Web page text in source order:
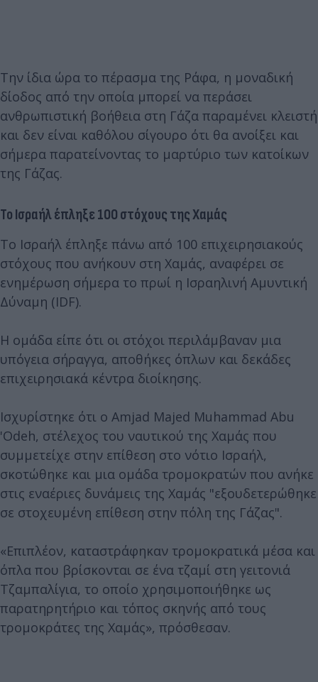
Την ίδια ώρα το πέρασμα της Ράφα, η μοναδική
δίοδος από την οποία μπορεί να περάσει
ανθρωπιστική βοήθεια στη Γάζα παραμένει κλειστή
και δεν είναι καθόλου σίγουρο ότι θα ανοίξει και
σήμερα παρατείνοντας το μαρτύριο των κατοίκων
της Γάζας.
Το Ισραήλ έπληξε 100 στόχους της Χαμάς
Το Ισραήλ έπληξε πάνω από 100 επιχειρησιακούς
στόχους που ανήκουν στη Χαμάς, αναφέρει σε
ενημέρωση σήμερα το πρωί η Ισραηλινή Αμυντική
Δύναμη (IDF).
Η ομάδα είπε ότι οι στόχοι περιλάμβαναν μια
υπόγεια σήραγγα, αποθήκες όπλων και δεκάδες
επιχειρησιακά κέντρα διοίκησης.
Ισχυρίστηκε ότι ο Amjad Majed Muhammad Abu
'Odeh, στέλεχος του ναυτικού της Χαμάς που
συμμετείχε στην επίθεση στο νότιο Ισραήλ,
σκοτώθηκε και μια ομάδα τρομοκρατών που ανήκε
στις εναέριες δυνάμεις της Χαμάς "εξουδετερώθηκε
σε στοχευμένη επίθεση στην πόλη της Γάζας".
«Επιπλέον, καταστράφηκαν τρομοκρατικά μέσα και
όπλα που βρίσκονται σε ένα τζαμί στη γειτονιά
Τζαμπαλίγια, το οποίο χρησιμοποιήθηκε ως
παρατηρητήριο και τόπος σκηνής από τους
τρομοκράτες της Χαμάς», πρόσθεσαν.